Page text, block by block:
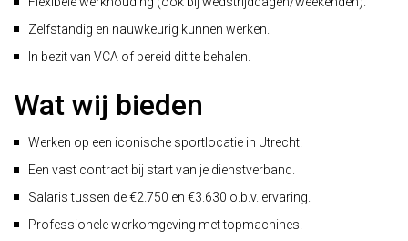
Zelfstandig en nauwkeurig kunnen werken.
In bezit van VCA of bereid dit te behalen.
Wat wij bieden
Werken op een iconische sportlocatie in Utrecht.
Een vast contract bij start van je dienstverband.
Salaris tussen de €2.750 en €3.630 o.b.v. ervaring.
Professionele werkomgeving met topmachines.